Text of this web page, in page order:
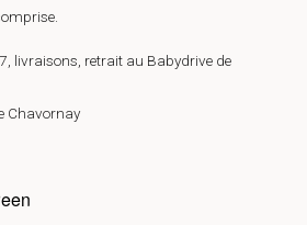
livraisons, retrait au Babydrive de
Chavornay